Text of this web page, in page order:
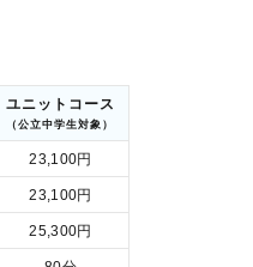
ユニットコース
（公立中学生対象）
23,100円
23,100円
25,300円